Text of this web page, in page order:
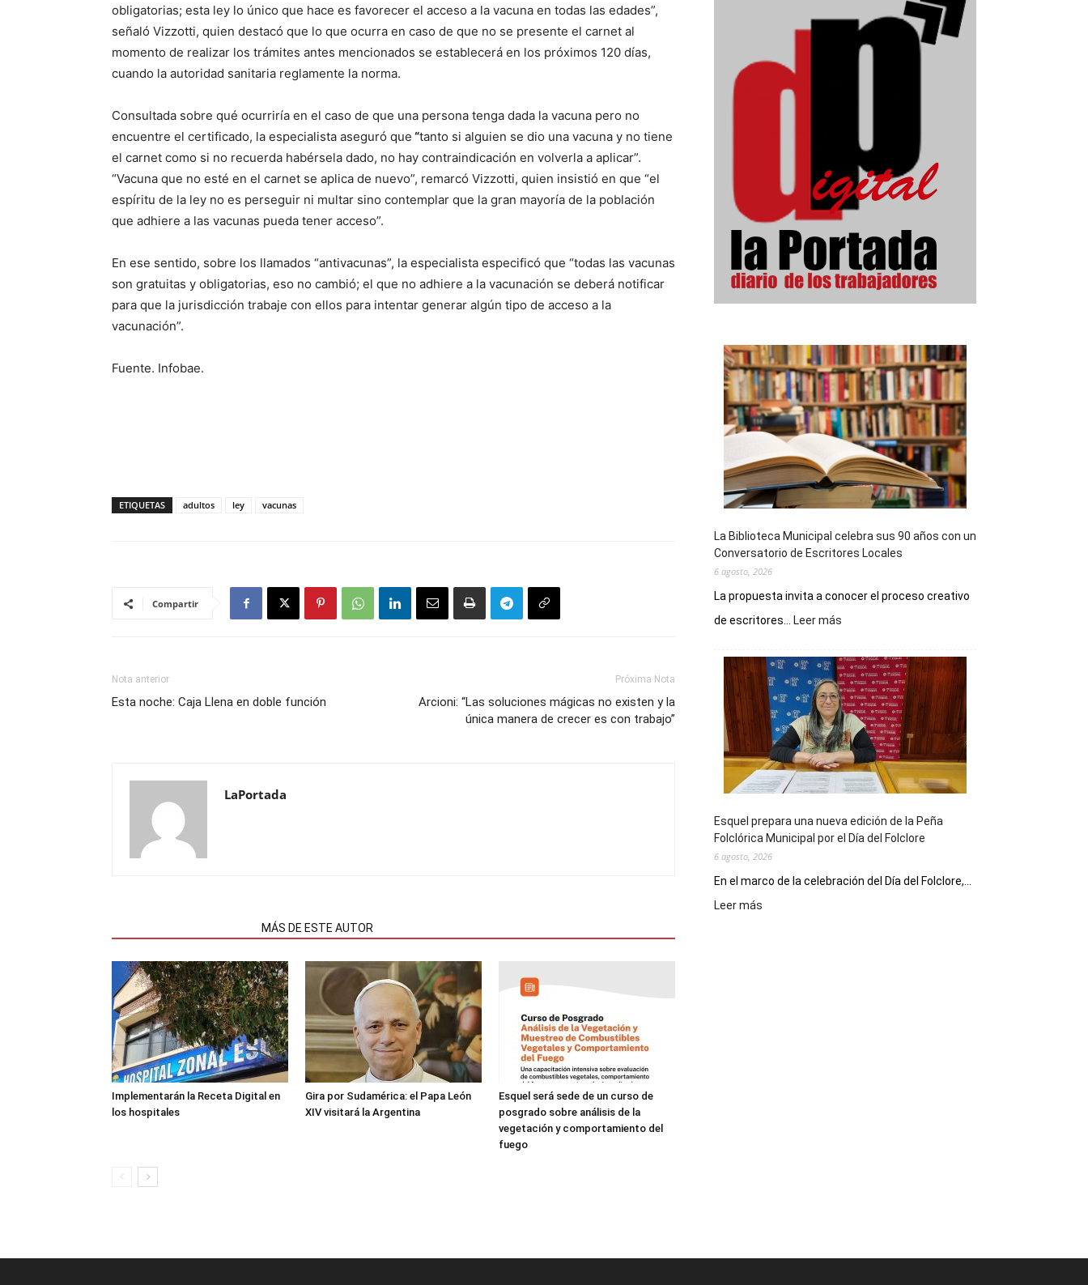
obligatorias; esta ley lo único que hace es favorecer el acceso a la vacuna en todas las edades”,
señaló Vizzotti, quien destacó que lo que ocurra en caso de que no se presente el carnet al
momento de realizar los trámites antes mencionados se establecerá en los próximos 120 días,
cuando la autoridad sanitaria reglamente la norma.
Consultada sobre qué ocurriría en el caso de que una persona tenga dada la vacuna pero no
encuentre el certificado, la especialista aseguró que “tanto si alguien se dio una vacuna y no tiene
el carnet como si no recuerda habérsela dado, no hay contraindicación en volverla a aplicar”.
“Vacuna que no esté en el carnet se aplica de nuevo”, remarcó Vizzotti, quien insistió en que “el
espíritu de la ley no es perseguir ni multar sino contemplar que la gran mayoría de la población
que adhiere a las vacunas pueda tener acceso”.
En ese sentido, sobre los llamados “antivacunas”, la especialista especificó que “todas las vacunas
son gratuitas y obligatorias, eso no cambió; el que no adhiere a la vacunación se deberá notificar
para que la jurisdicción trabaje con ellos para intentar generar algún tipo de acceso a la
vacunación”.
Fuente. Infobae.
ETIQUETAS adultos ley vacunas
Compartir
Nota anterior
Esta noche: Caja Llena en doble función
Próxima Nota
Arcioni: “Las soluciones mágicas no existen y la
única manera de crecer es con trabajo”
LaPortada
MÁS DE ESTE AUTOR
Implementarán la Receta Digital en
los hospitales
Gira por Sudamérica: el Papa León
XIV visitará la Argentina
Esquel será sede de un curso de
posgrado sobre análisis de la
vegetación y comportamiento del
fuego
La Biblioteca Municipal celebra sus 90 años con un
Conversatorio de Escritores Locales
6 agosto, 2026
La propuesta invita a conocer el proceso creativo
de escritores...
Leer más
Municipal
celebra
sus
90
años
con
un
Conversatorio
Escritores
Locales
Esquel prepara una nueva edición de la Peña
Folclórica Municipal por el Día del Folclore
6 agosto, 2026
En el marco de la celebración del Día del Folclore,...
Leer más